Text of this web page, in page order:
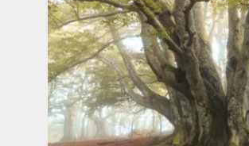
du
produit